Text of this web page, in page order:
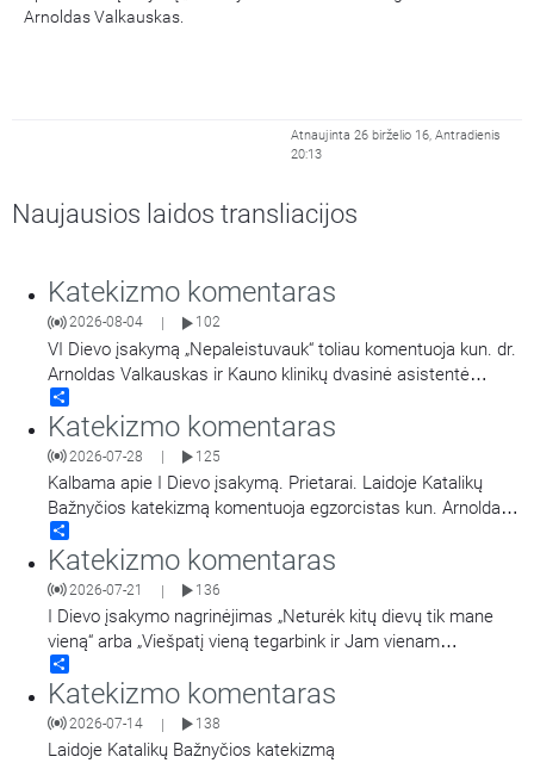
Arnoldas Valkauskas.
Atnaujinta 26 birželio 16, Antradienis
20:13
Naujausios laidos transliacijos
Katekizmo komentaras
2026-08-04 102
VI Dievo įsakymą „Nepaleistuvauk“ toliau komentuoja kun. dr.
Arnoldas Valkauskas ir Kauno klinikų dvasinė asistentė
Svetlana Adler-Mikulėnienė. Laidoje kalbama apie
skaistumą šeimoje ir visuomenėje.
Katekizmo komentaras
2026-07-28 125
Kalbama apie I Dievo įsakymą. Prietarai. Laidoje Katalikų
Bažnyčios katekizmą komentuoja egzorcistas kun. Arnoldas
Valkauskas.
Katekizmo komentaras
2026-07-21 | 136
I Dievo įsakymo nagrinėjimas „Neturėk kitų dievų tik mane
vieną“ arba „Viešpatį vieną tegarbink ir Jam vienam
tetarnauk“. Laidą veda kun. Arnoldas Valkauskas.
Katekizmo komentaras
2026-07-14 | 138
Laidoje Katalikų Bažnyčios katekizmą